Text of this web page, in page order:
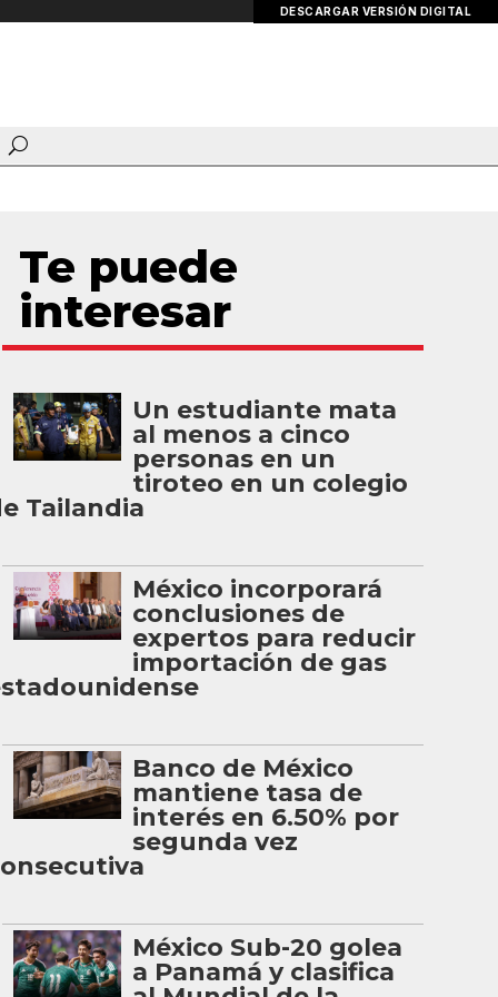
DESCARGAR VERSIÓN DIGITAL
Te puede
interesar
Un estudiante mata
al menos a cinco
personas en un
tiroteo en un colegio
Tailandia
México incorporará
conclusiones de
expertos para reducir
importación de gas
Banco de México
mantiene tasa de
interés en 6.50% por
segunda vez
México Sub-20 golea
a Panamá y clasifica